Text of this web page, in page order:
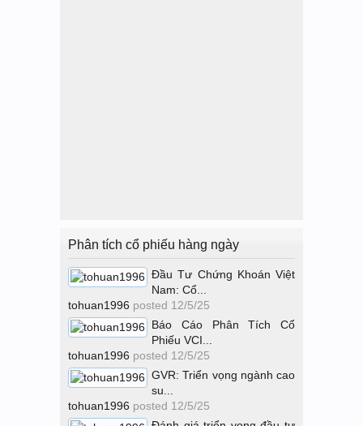
Phân tích cổ phiếu hàng ngày
Đầu Tư Chứng Khoán Việt
Nam: Cổ...
tohuan1996 posted 12/5/25
Báo Cáo Phân Tích Cổ
Phiếu VCI...
tohuan1996 posted 12/5/25
GVR: Triển vọng ngành cao
su...
tohuan1996 posted 12/5/25